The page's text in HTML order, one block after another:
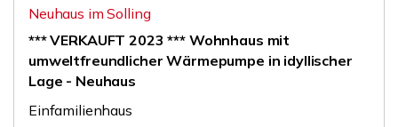
Neuhaus im Solling
*** VERKAUFT 2023 *** Wohnhaus mit
umweltfreundlicher Wärmepumpe in idyllischer
Lage - Neuhaus
Einfamilienhaus